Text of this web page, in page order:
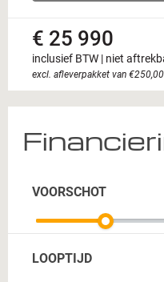
€ 25 990
inclusief BTW | niet
excl. afleverpakket van
VOORSCHOT
LOOPTIJD